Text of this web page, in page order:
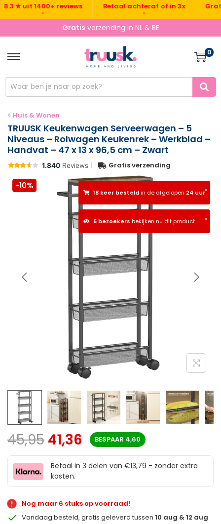
uit 1400+ reviews Betaal achteraf of in 3x Gratis
Gratis verzending in NL & BE
0
< Huis & Wonen
TRUUSK Keukenwagen Serveerwagen – 5
Niveaus – Rolwagen Keukenrek – Werkblad –
Handvat – 47 x 13 x 96,5 cm – Zwart
| Gratis verzending
×
18 keer besteldin de afgelopen 24 uur
×
6 bezoekers bekijken nu dit product
-10%
45,95 41,36 BESPAAR 4,60
Betaal in 3 delen van €13,79 - zonder extra
kosten.
Nog maar 6 stuks op voorraad!
Vandaag besteld, gratis geleverd tussen10 aug & 12 aug